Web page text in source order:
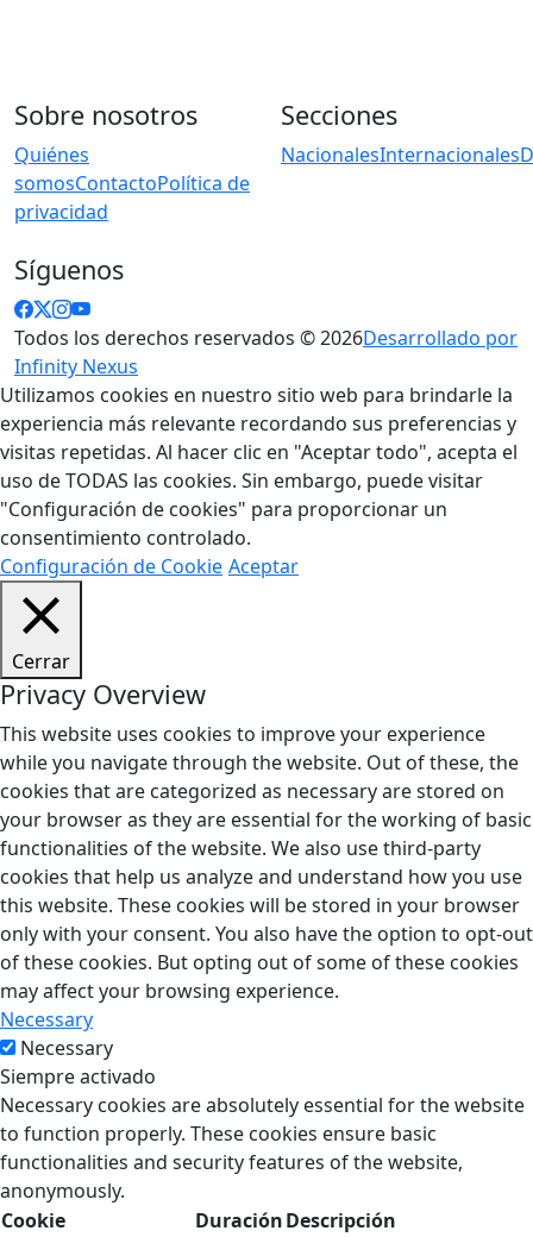
Sobre nosotros
Quiénes
somosContactoPolítica de
privacidad
Secciones
NacionalesInternacionales
Síguenos
Todos los derechos reservados © 2026Desarrollado por
Infinity Nexus
Utilizamos cookies en nuestro sitio web para brindarle la
experiencia más relevante recordando sus preferencias y
visitas repetidas. Al hacer clic en "Aceptar todo", acepta el
uso de TODAS las cookies. Sin embargo, puede visitar
"Configuración de cookies" para proporcionar un
consentimiento controlado.
Configuración de Cookie Aceptar
Cerrar
Privacy Overview
This website uses cookies to improve your experience
while you navigate through the website. Out of these, the
cookies that are categorized as necessary are stored on
your browser as they are essential for the working of basic
functionalities of the website. We also use third-party
cookies that help us analyze and understand how you use
this website. These cookies will be stored in your browser
only with your consent. You also have the option to opt-out
of these cookies. But opting out of some of these cookies
may affect your browsing experience.
Necessary
Necessary
Siempre activado
Necessary cookies are absolutely essential for the website
to function properly. These cookies ensure basic
functionalities and security features of the website,
anonymously.
Cookie
DuraciónDescripción